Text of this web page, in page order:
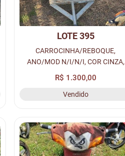
LOTE 395
CARROCINHA/REBOQUE,
ANO/MOD N/I/N/I, COR CINZA,
COMBUS N/I, PLACA N/I - N/I,
RENAVAM N/I, CHASSI N/I, Nº
MOTOR N/I, LOC. PÁTIO
R$ 1.300,00
Vendido